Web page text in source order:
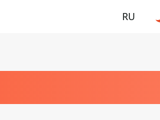
RU